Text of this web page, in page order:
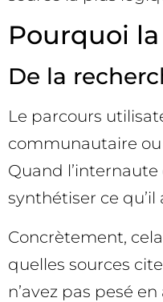
Pourquoi
De la
Le parcours
communautaire
Quand
synthétiser ce
Concrètement,
quelles sources
n’avez pas pesé